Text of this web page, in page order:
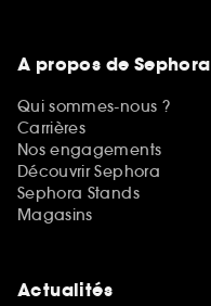
A propos de Sephora
Qui sommes-nous ?
Carrières
Nos engagements
Découvrir Sephora
Sephora Stands
Magasins
Actualités